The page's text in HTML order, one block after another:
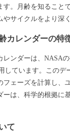
す。月齢を知ること
やサイクルをより深
カレンダーの特
レンダーは、NASA
しています。この
フェーズを計算し、
ーは、科学的根拠に
て